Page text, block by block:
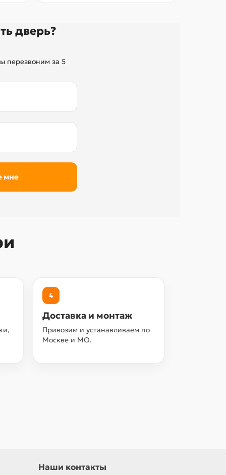
дверь?
перезвоним за 5
4
Доставка и монтаж
Привозим и устанавливаем по
Москве и МО.
Наши контакты